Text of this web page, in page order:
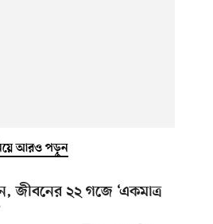
আরও পড়ুন
জীবনের ২২ গজে ‘একমাত্র